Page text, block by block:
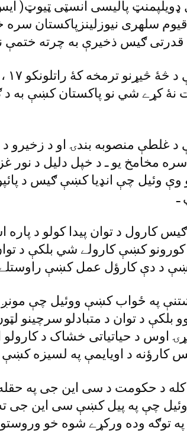
پاليسى انسټى ټيوټ(
قيوم سلهرى نيوزلينزپاکستان
نۀ کړے شي نو پاکستان کښې به
د غلطې منصوبه بندۍ او د زخيرو
مخامخ يو ـ د خپل دليل د نور
وې وئيل چې انډيا کښې ګيس د
ـ
ګيس کارول د توان پيدا کولو د
کورونو کښې کارولے شي بلکې د
د دې کارؤل عمل کښې
په ځواب کښې ووئيل چې
بلکې د توان د متبادلو سرچينو
اوس د حياتياتى خشاک د
د حکومت د سى اين جى په حقله
چې په پيل کښې سى اين جى ته
په توګه وده ورکړے شوه خو وروستو